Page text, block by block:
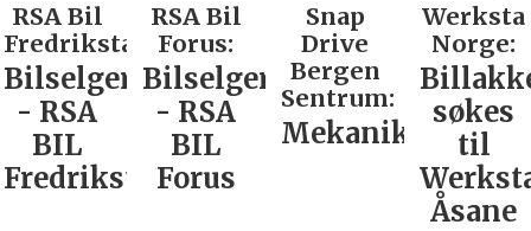
RSA Bil
Fredrikstad:
Bilselger
- RSA
BIL
Fredrikstad
RSA Bil
Forus:
Bilselger
- RSA
BIL
Forus
Snap
Drive
Bergen
Sentrum:
Mekaniker
Werksta
Norge:
søkes
til
Åsane